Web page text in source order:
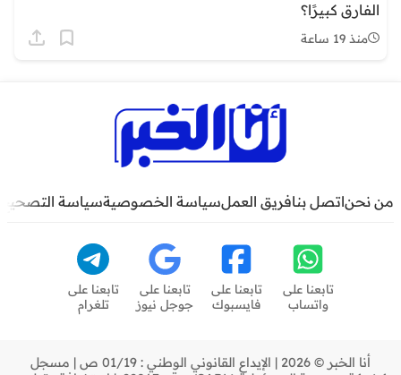
الفارق كبيرًا؟
منذ 19 ساعة
من نحناتصل بنافريق العملسياسة الخصوصيةسياسة التصحيح
تابعنا على
واتساب
تابعنا على
فايسبوك
تابعنا على
جوجل نيوز
تابعنا على
تلغرام
أنا الخبر © 2026 | الإيداع القانوني الوطني : 01/19 ص | مسجل